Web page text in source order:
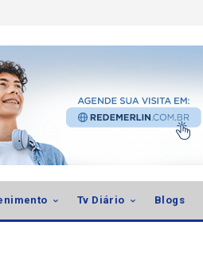
Tv Diário Blogs